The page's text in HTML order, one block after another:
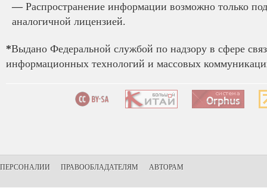
—Распространение информации возможно только
аналогичной лицензией.
*Выдано Федеральной службой по надзору в сфере
информационных технологий и массовых
ПЕРСОНАЛИИ ПРАВООБЛАДАТЕЛЯМ АВТОРАМ